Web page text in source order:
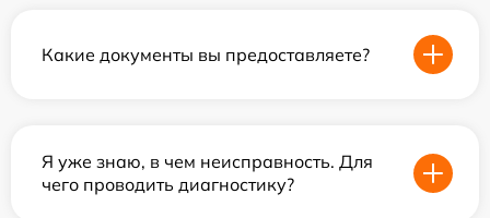
Какие документы вы предоставляете?
Я уже знаю, в чем неисправность. Для
чего проводить диагностику?